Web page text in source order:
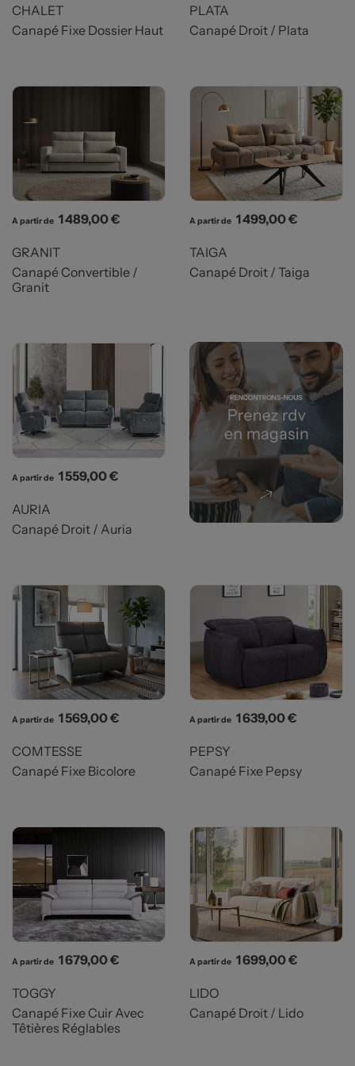
CHALET
Canapé Fixe Dossier Haut
PLATA
Canapé Droit / Plata
A partir de Prix
1 489,00 €
GRANIT
Canapé Convertible /
Granit
A partir de Prix
1 499,00 €
TAIGA
Canapé Droit / Taiga
A partir de Prix
1 559,00 €
AURIA
Canapé Droit / Auria
A partir de Prix
1 569,00 €
COMTESSE
Canapé Fixe Bicolore
A partir de Prix
1 639,00 €
PEPSY
Canapé Fixe Pepsy
A partir de Prix
1 679,00 €
TOGGY
Canapé Fixe Cuir Avec
Têtières Réglables
A partir de Prix
1 699,00 €
LIDO
Canapé Droit / Lido